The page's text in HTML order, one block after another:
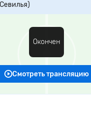
Окончен
Смотреть трансляцию